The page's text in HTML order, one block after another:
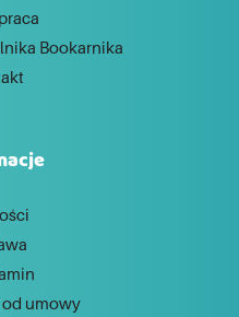
Bookarnika
umowy